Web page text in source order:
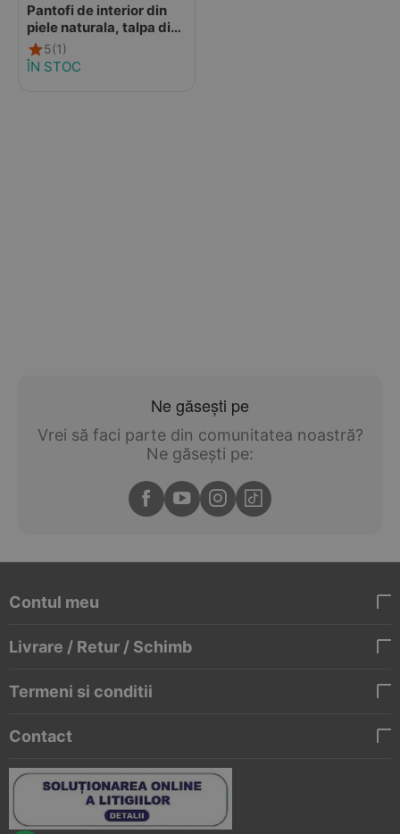
Pantofi de interior din
piele naturala, talpa din
piele antiderapanta,
jumbo, Liliputi
5(1)
ÎN STOC
Ne găsești pe
Vrei să faci parte din comunitatea noastră?
Ne găsești pe:
Contul meu
Livrare / Retur / Schimb
Termeni si conditii
Contact